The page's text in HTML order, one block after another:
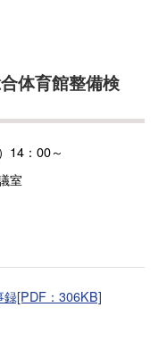
体育館整備検
14：00～
室
録[PDF：306KB]